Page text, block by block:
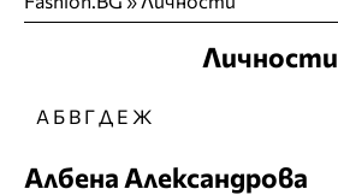
Личности
А Б В ГД Е Ж
Албена Александрова